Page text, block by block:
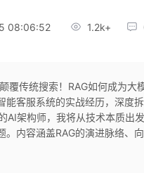
08:06:52 1.2k+
覆传统搜索！RAG如何成为
能客服系统的实战经历，深度
AI架构师，我将从技术本质出
。内容涵盖RAG的演进脉络、